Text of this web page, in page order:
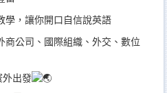
學，讓你開口自信說英語
商公司、國際組織、外交、數位
外出發